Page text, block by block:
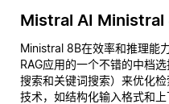
Mistral AI Ministral
Ministral 8B在效率和推理能
RAG应用的一个不错的中档
搜索和关键词搜索）来优化
技术，如结构化输入格式和